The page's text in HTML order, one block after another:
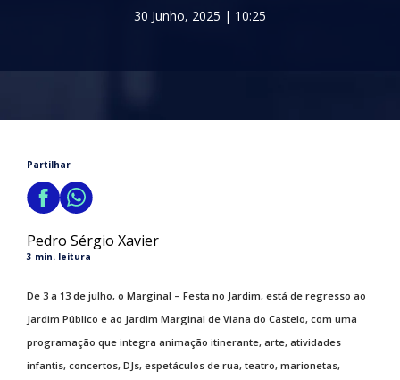
30 Junho, 2025 | 10:25
Partilhar
Pedro Sérgio Xavier
3 min. leitura
De 3 a 13 de julho, o Marginal – Festa no Jardim, está de regresso ao
Jardim Público e ao Jardim Marginal de Viana do Castelo, com uma
programação que integra animação itinerante, arte, atividades
infantis, concertos, DJs, espetáculos de rua, teatro, marionetas,